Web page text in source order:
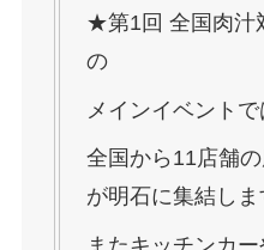
★第1回 全国肉汁
の
メインイベントで
全国から11店舗
が明石に集結しま